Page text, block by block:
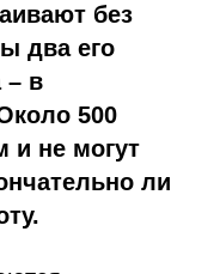
без
два его
– в
500
и не могут
ли